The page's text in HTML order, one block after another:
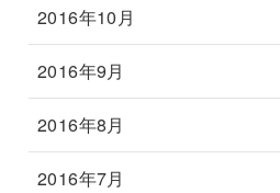
2016年10月
2016年9月
2016年8月
2016年7月